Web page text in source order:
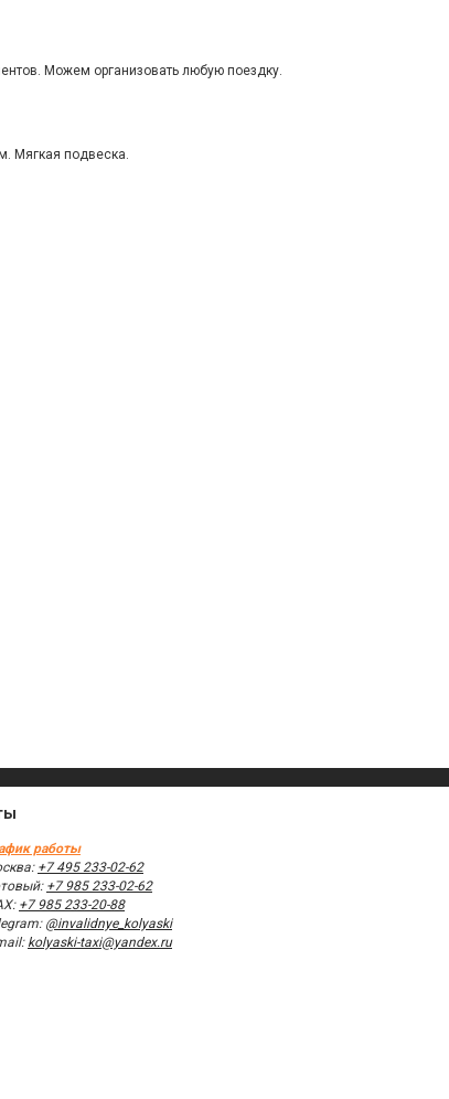
Можем организовать любую поездку.
Мягкая подвеска.
работы
+7 495 233-02-62
+7 985 233-02-62
+7 985 233-20-88
@invalidnye_kolyaski
kolyaski-taxi@yandex.ru